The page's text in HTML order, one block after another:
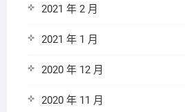
2021 年 2 月
2021 年 1 月
2020 年 12 月
2020 年 11 月